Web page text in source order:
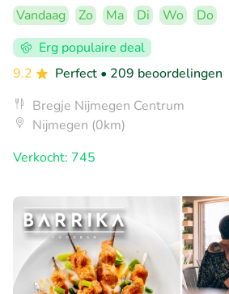
Vandaag Zo Ma Di Wo
Do
Erg populaire deal
9.2
Perfect • 209 beoordelingen
Bregje Nijmegen Centrum
Nijmegen (0km)
Verkocht: 745